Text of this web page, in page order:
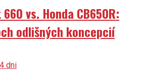
vs. Honda CB650R:
odlišných koncepcií
dni